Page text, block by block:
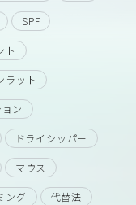
SPF
ト
ラット
ン
ドライシッパー
マウス
ング 代替法